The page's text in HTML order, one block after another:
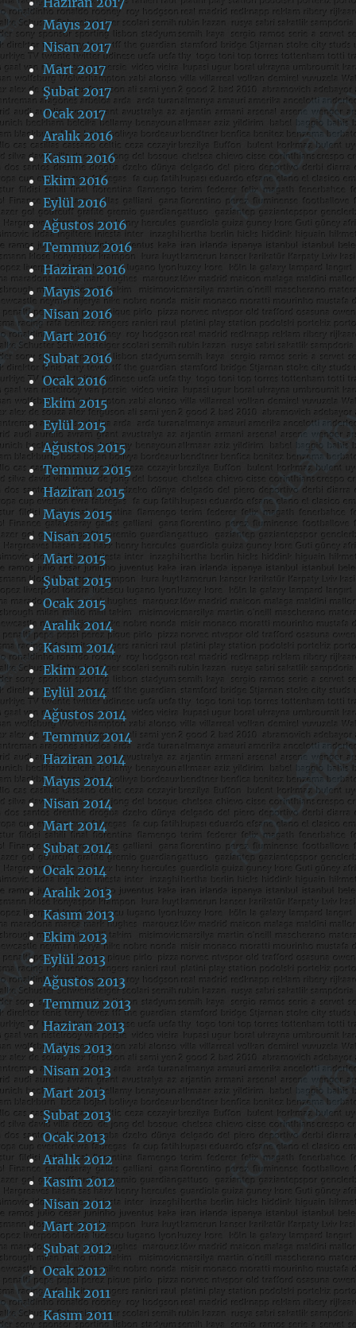
Mayıs 2017
Nisan 2017
Mart 2017
Şubat 2017
Ocak 2017
Aralık 2016
Kasım 2016
Ekim 2016
Eylül 2016
Ağustos 2016
Temmuz 2016
Haziran 2016
Mayıs 2016
Nisan 2016
Mart 2016
Şubat 2016
Ocak 2016
Ekim 2015
Eylül 2015
Ağustos 2015
Temmuz 2015
Haziran 2015
Mayıs 2015
Nisan 2015
Mart 2015
Şubat 2015
Ocak 2015
Aralık 2014
Kasım 2014
Ekim 2014
Eylül 2014
Ağustos 2014
Temmuz 2014
Haziran 2014
Mayıs 2014
Nisan 2014
Mart 2014
Şubat 2014
Ocak 2014
Aralık 2013
Kasım 2013
Ekim 2013
Eylül 2013
Ağustos 2013
Temmuz 2013
Haziran 2013
Mayıs 2013
Nisan 2013
Mart 2013
Şubat 2013
Ocak 2013
Aralık 2012
Kasım 2012
Nisan 2012
Mart 2012
Şubat 2012
Ocak 2012
Aralık 2011
Kasım 2011